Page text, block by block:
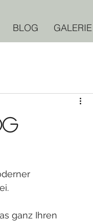
BLOG GALERIE
ganz Ihren